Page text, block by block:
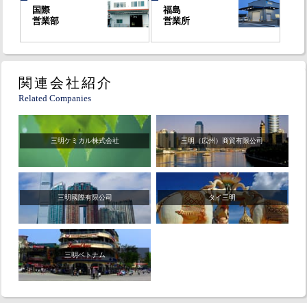
国際
営業部
福島
営業所
関連会社紹介
Related Companies
三明ケミカル株式会社 三明（広州）商貿有限公司
三明國際有限公司 タイ三明
三明ベトナム